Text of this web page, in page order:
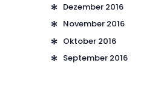
Dezember 2016
November 2016
Oktober 2016
September 2016